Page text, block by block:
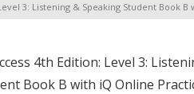
3: Listening & Speaking Student Book
4th Edition: Level 3:
Book B with iQ Online